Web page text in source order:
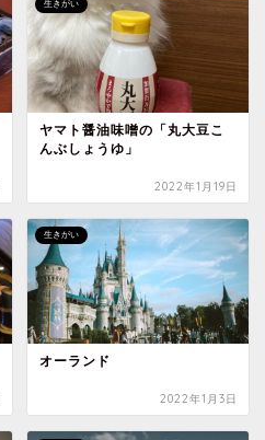
生きがい
ヤマト醤油味噌の「丸大豆こ
んぶしょうゆ」
2022年1月19日
生きがい
オーランド
2022年1月3日